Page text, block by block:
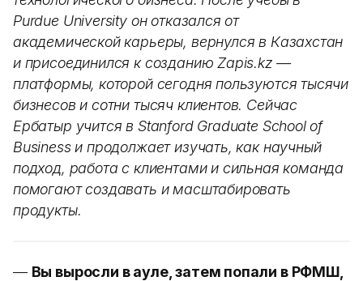
Purdue University он отказался от
академической карьеры, вернулся в Казахстан
и присоединился к созданию Zapis.kz —
платформы, которой сегодня пользуются тысячи
бизнесов и сотни тысяч клиентов. Сейчас
Ербатыр учится в Stanford Graduate School of
Business и продолжает изучать, как научный
подход, работа с клиентами и сильная команда
помогают создавать и масштабировать
продукты.
— Вы выросли в ауле, затем попали в РФМШ,